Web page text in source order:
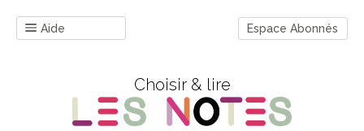
Aide Espace Abonnés
Choisir & lire